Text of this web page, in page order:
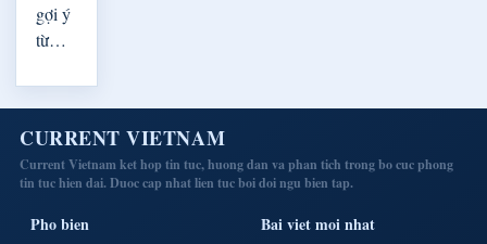
gợi ý
từ…
CURRENT VIETNAM
Current Vietnam ket hop tin tuc, huong dan va phan tich trong bo cuc phong
tin tuc hien dai. Duoc cap nhat lien tuc boi doi ngu bien tap.
Pho bien Bai viet moi nhat